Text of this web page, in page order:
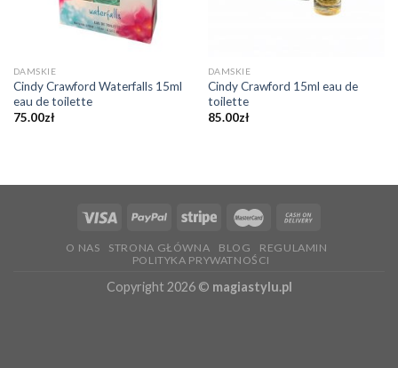
DAMSKIE
Cindy Crawford Waterfalls 15ml
eau de toilette
75.00zł
DAMSKIE
Cindy Crawford 15ml eau de
toilette
85.00zł
O NAS STRONA GŁÓWNA BLOG
REGULAMIN
POLITYKA PRYWATNOŚCI
Copyright 2026 © magiastylu.pl